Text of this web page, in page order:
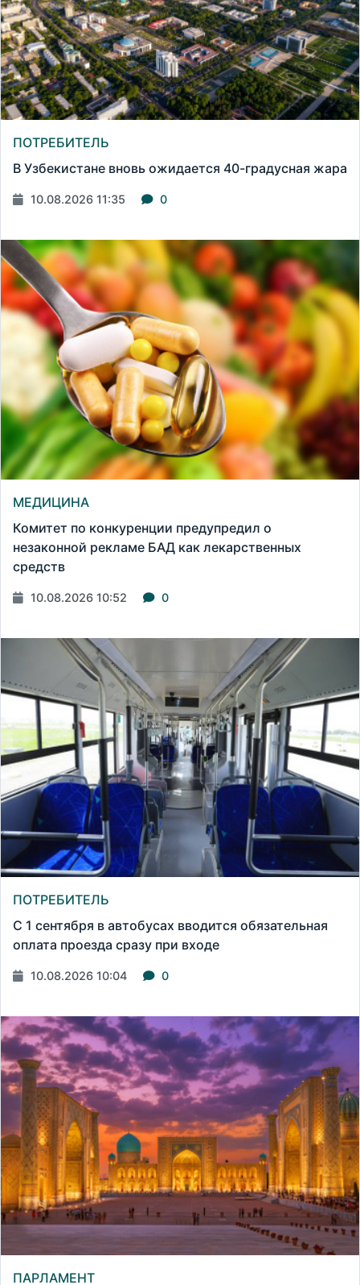
ПОТРЕБИТЕЛЬ
В Узбекистане вновь ожидается 40-градусная жара
10.08.2026 11:35 0
МЕДИЦИНА
Комитет по конкуренции предупредил о
незаконной рекламе БАД как лекарственных
средств
10.08.2026 10:52 0
ПОТРЕБИТЕЛЬ
С 1 сентября в автобусах вводится обязательная
оплата проезда сразу при входе
10.08.2026 10:04 0
ПАРЛАМЕНТ